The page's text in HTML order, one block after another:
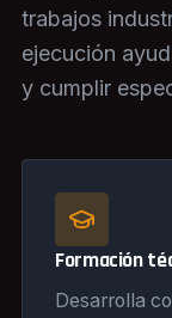
trabajos
ejecución
y cumplir
Formación
Desarrolla